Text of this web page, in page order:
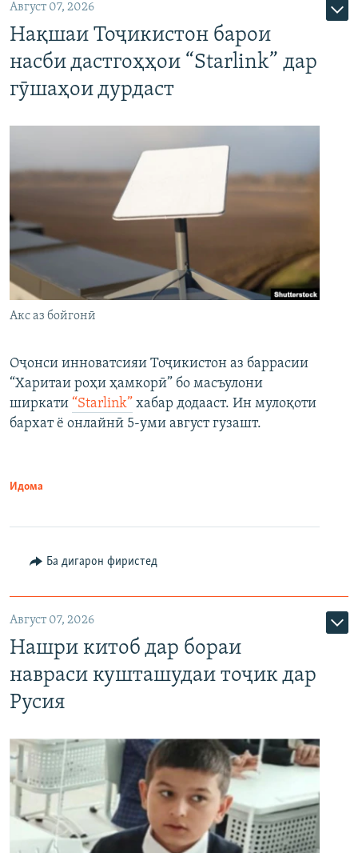
Август 07, 2026
Нақшаи Тоҷикистон барои
насби дастгоҳҳои “Starlink” дар
гӯшаҳои дурдаст
Акс аз бойгонӣ
Оҷонси инноватсияи Тоҷикистон аз баррасии
“Харитаи роҳи ҳамкорӣ” бо масъулони
ширкати “Starlink” хабар додааст. Ин мулоқоти
бархат ё онлайнӣ 5-уми август гузашт.
Идома
Ба дигарон фиристед
Август 07, 2026
Нашри китоб дар бораи
навраси кушташудаи тоҷик дар
Русия